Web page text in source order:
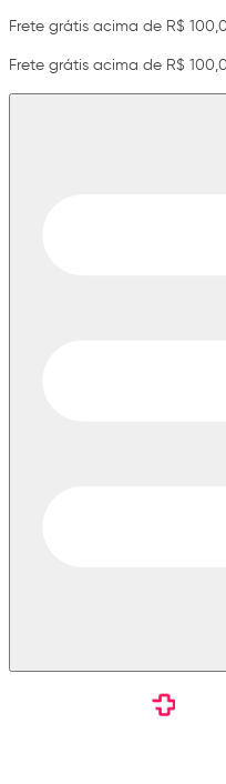
Frete grátis acima de R$
Frete grátis acima de R$